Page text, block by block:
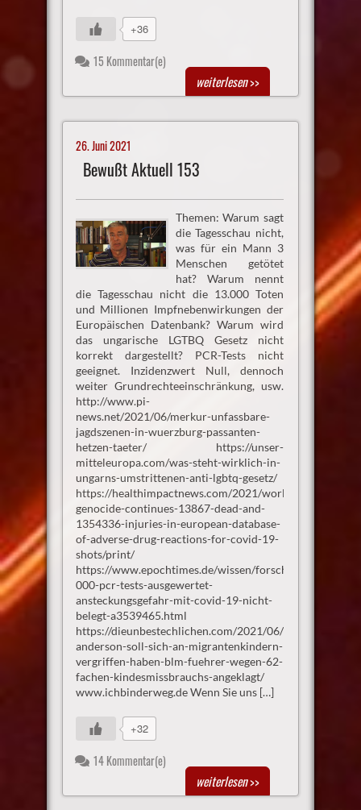
+36
15 Kommentar(e)
weiterlesen>>
26. Juni 2021
Bewußt Aktuell 153
Themen: Warum sagt
die Tagesschau nicht,
was für ein Mann 3
Menschen getötet
hat? Warum nennt
die Tagesschau nicht die 13.000 Toten
und Millionen Impfnebenwirkungen der
Europäischen Datenbank? Warum wird
das ungarische LGTBQ Gesetz nicht
korrekt dargestellt? PCR-Tests nicht
geeignet. Inzidenzwert Null, dennoch
weiter Grundrechteeinschränkung, usw.
http://www.pi-
news.net/2021/06/merkur-unfassbare-
jagdszenen-in-wuerzburg-passanten-
hetzen-taeter/ https://unser-
mitteleuropa.com/was-steht-wirklich-in-
ungarns-umstrittenen-anti-lgbtq-gesetz/
https://healthimpactnews.com/2021/worldwide-
genocide-continues-13867-dead-and-
1354336-injuries-in-european-database-
of-adverse-drug-reactions-for-covid-19-
shots/print/
https://www.epochtimes.de/wissen/forschung/190-
000-pcr-tests-ausgewertet-
ansteckungsgefahr-mit-covid-19-nicht-
belegt-a3539465.html
https://dieunbestechlichen.com/2021/06/tay-
anderson-soll-sich-an-migrantenkindern-
vergriffen-haben-blm-fuehrer-wegen-62-
fachen-kindesmissbrauchs-angeklagt/
www.ichbinderweg.de Wenn Sie uns […]
+32
14 Kommentar(e)
weiterlesen>>